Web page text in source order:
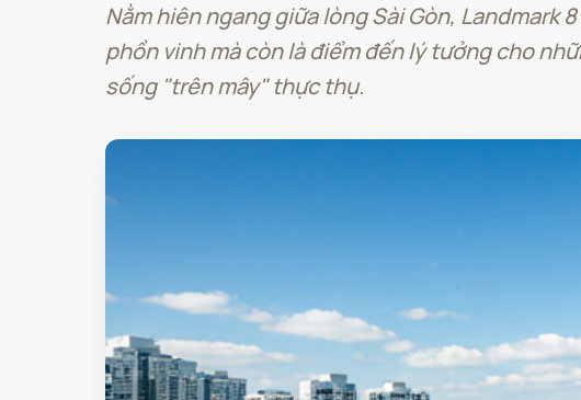
Nằm hiên ngang giữa lòng Sài Gòn, Landmark
phồn vinh mà còn là điểm đến lý tưởng cho
sống "trên mây" thực thụ.